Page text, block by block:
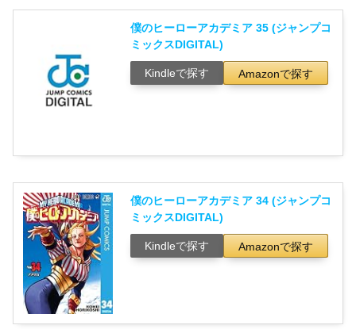
僕のヒーローアカデミア 35 (ジャンプコ
ミックスDIGITAL)
Kindleで探す Amazonで探す
僕のヒーローアカデミア 34 (ジャンプコ
ミックスDIGITAL)
Kindleで探す Amazonで探す